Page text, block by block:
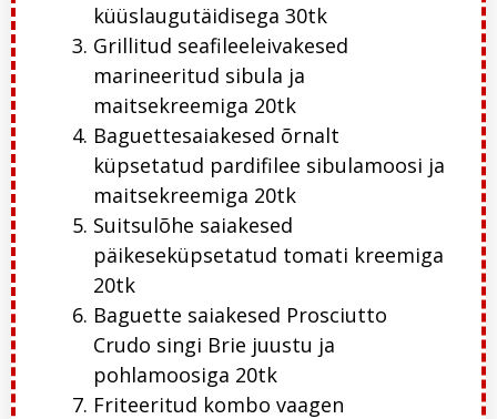
küüslaugutäidisega 30tk
Grillitud seafileeleivakesed
marineeritud sibula ja
maitsekreemiga 20tk
Baguettesaiakesed õrnalt
küpsetatud pardifilee sibulamoosi ja
maitsekreemiga 20tk
Suitsulõhe saiakesed
päikeseküpsetatud tomati kreemiga
20tk
Baguette saiakesed Prosciutto
Crudo singi Brie juustu ja
pohlamoosiga 20tk
Friteeritud kombo vaagen